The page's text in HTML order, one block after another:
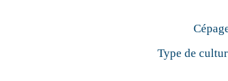
Type de